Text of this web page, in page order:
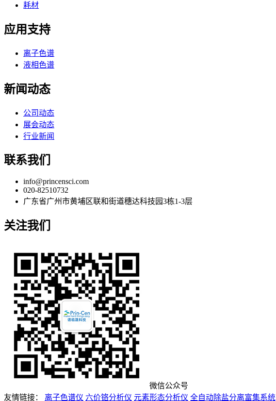
耗材
应用支持
离子色谱
液相色谱
新闻动态
公司动态
展会动态
行业新闻
联系我们
info@princensci.com
020-82510732
广东省广州市黄埔区联和街道穗达科技园3栋1-3层
关注我们
微信公众号
友情链接：
离子色谱仪 六价铬分析仪 元素形态分析仪 全自动除盐分离富集系统